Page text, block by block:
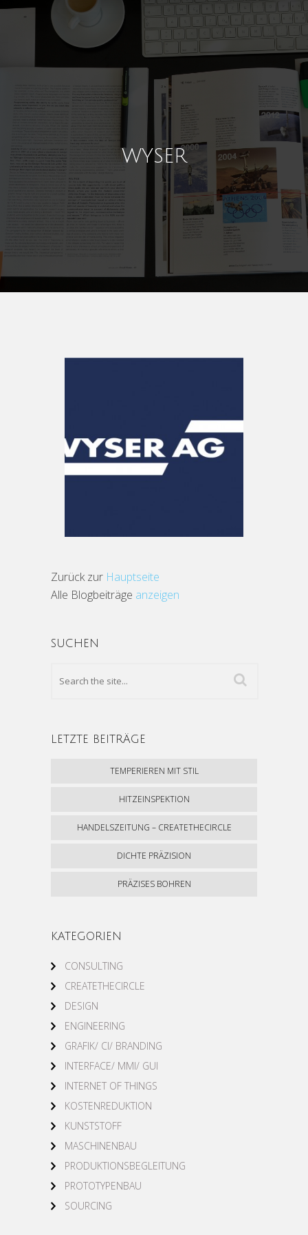
WYSER
Zurück zur Hauptseite
Alle Blogbeiträge anzeigen
SUCHEN
LETZTE BEITRÄGE
TEMPERIEREN MIT STIL
HITZEINSPEKTION
HANDELSZEITUNG – CREATETHECIRCLE
DICHTE PRÄZISION
PRÄZISES BOHREN
KATEGORIEN
CONSULTING
CREATETHECIRCLE
DESIGN
ENGINEERING
GRAFIK/ CI/ BRANDING
INTERFACE/ MMI/ GUI
INTERNET OF THINGS
KOSTENREDUKTION
KUNSTSTOFF
MASCHINENBAU
PRODUKTIONSBEGLEITUNG
PROTOTYPENBAU
SOURCING